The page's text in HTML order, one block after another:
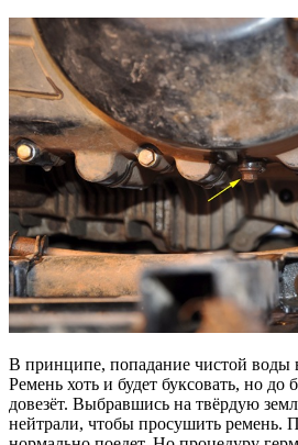
В принципе, попадание чистой воды
Ремень хоть и будет буксовать, но до
довезёт. Выбравшись на твёрдую
нейтрали, чтобы просушить ремень.